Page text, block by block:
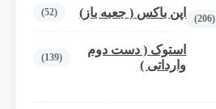
(206) اپن باکس ( جعبه باز) (52)
استوک ( دست دوم
وارداتی )
(139)